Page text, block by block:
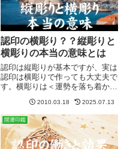
認印の横彫り？？縦彫りと
横彫りの本当の意味とは
認印は縦彫りが基本ですが、実は
認印は横彫りで作っても大丈夫で
す。横彫りは＜運勢を落ち着かせ
が座るといいますか、磐石にする
には適した彫り方なのです。ちな
みに縦彫りの意味は＜成長・発
展・進化・精進＞という意味があ
り...
2010.03.18 2025.07.13
開運印鑑